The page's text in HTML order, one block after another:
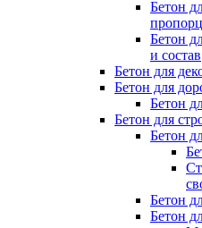
Бетон
Бетон
и состав
Бетон для
Бетон для
Бетон
Бетон для
Бетон
Бетон
Бетон